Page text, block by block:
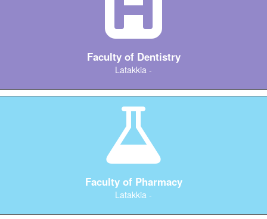
Faculty of Dentistry
Latakkia -
Faculty of Pharmacy
Latakkia -